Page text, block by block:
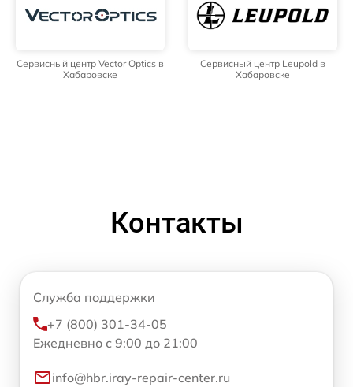
Сервисный центр Vector Optics в
Хабаровске
Сервисный центр Leupold в
Хабаровске
Контакты
Служба поддержки
+7 (800) 301-34-05
Ежедневно с 9:00 до 21:00
info@hbr.iray-repair-center.ru